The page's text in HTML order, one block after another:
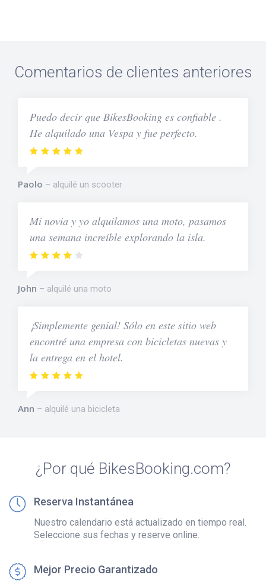
Comentarios de clientes anteriores
Puedo decir que BikesBooking es confiable .
He alquilado una Vespa y fue perfecto.
Paolo alquilé un scooter
Mi novia y yo alquilamos una moto, pasamos
una semana increíble explorando la isla.
John alquilé una moto
¡Simplemente genial! Sólo en este sitio web
encontré una empresa con bicicletas nuevas y
la entrega en el hotel.
Ann alquilé una bicicleta
¿Por qué BikesBooking.com?
Reserva Instantánea
Nuestro calendario está actualizado en tiempo real.
Seleccione sus fechas y reserve online.
Mejor Precio Garantizado